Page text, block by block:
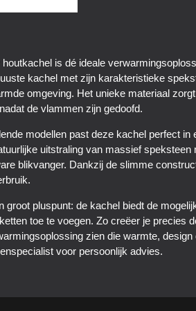
is dé ideale
kachel met zijn karakteristieke
omgeving. Het unieke materiaal
de vlammen zijn gedoofd.
modellen past deze kachel perfect
uitstraling van massief
blikvanger. Dankzij de slimme
groot pluspunt: de kachel biedt de
toe te voegen. Zo creëer je precies
zien die warmte,
voor persoonlijk advies.